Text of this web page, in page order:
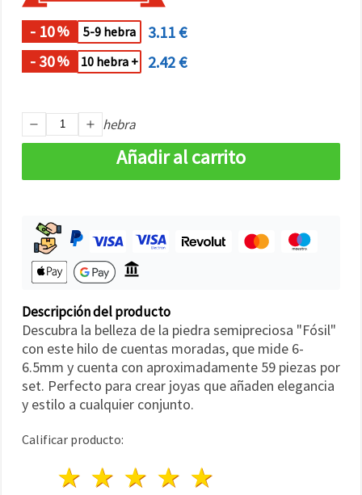
- 10% 5-9 hebra
3.11 €
- 30% 10 hebra + 2.42 €
hebra
Añadir al carrito
Descripción del producto
Descubra la belleza de la piedra semipreciosa "Fósil"
con este hilo de cuentas moradas, que mide 6-
6.5mm y cuenta con aproximadamente 59 piezas por
set. Perfecto para crear joyas que añaden elegancia
y estilo a cualquier conjunto.
Calificar producto:
4 estrellas
3 estrellas
2 estrellas
1 estrella